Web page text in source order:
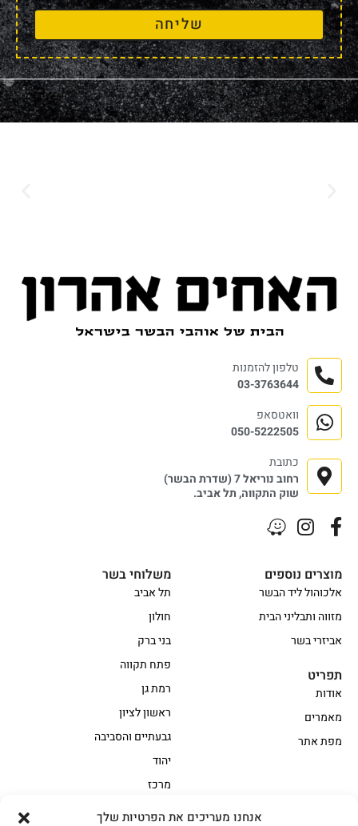
אנחנו מעריכים את הפרטיות שלך
שליחה
משלוחי בשר
תל אביב
חולון
בני ברק
פתח תקווה
רמת גן
ראשון לציון
גבעתיים והסביבה
יהוד
מרכז
מוצרים נוספים
אלכוהול ליד הבשר
מזווה ותבליני הבית
אביזרי בשר
תפריט
אודות
מאמרים
מפת אתר
טלפון להזמנות
03-3763644
וואטסאפ
050-5222505
כתובת
רחוב נוריאל 7 (שדרת הבשר)
שוק התקווה, תל אביב.